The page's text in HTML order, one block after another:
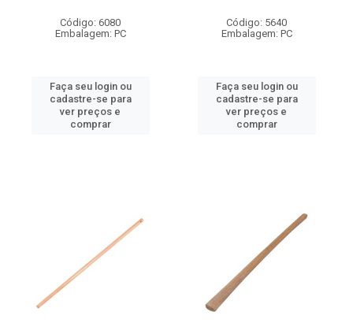
Código: 6080
Embalagem: PC
Faça seu login ou
cadastre-se para
ver preços e
comprar
Código: 5640
Embalagem: PC
Faça seu login ou
cadastre-se para
ver preços e
comprar